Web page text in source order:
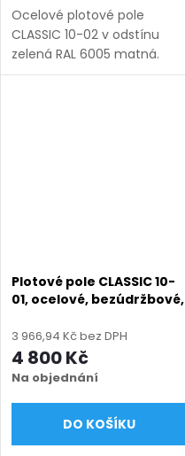
Ocelové plotové pole
CLASSIC 10-02 v odstínu
zelená RAL 6005 matná.
Bezúdržbová ocel (žárový
Plotové pole CLASSIC 10-
01, ocelové, bezúdržbové,
mm, výška 450–1950
mm), černá RAL 9005
matná
3 966,94 Kč bez DPH
4 800 Kč
Na objednání
DO KOŠÍKU